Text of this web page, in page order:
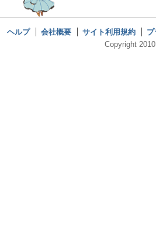
ヘルプ 会社概要 サイト利用規約
Copyright